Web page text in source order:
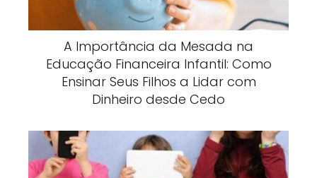
A Importância da Mesada na
Educação Financeira Infantil: Como
Ensinar Seus Filhos a Lidar com
Dinheiro desde Cedo